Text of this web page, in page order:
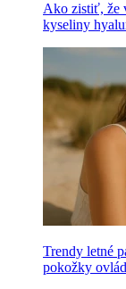
Ako zistiť, že
kyseliny
Trendy letné
pokožky